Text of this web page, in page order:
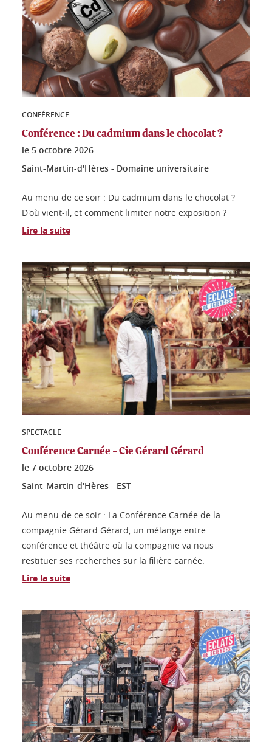
CONFÉRENCE
Conférence : Du cadmium dans le chocolat ?
le 5 octobre 2026
Saint-Martin-d'Hères - Domaine universitaire
Au menu de ce soir : Du cadmium dans le chocolat ?
D'où vient-il, et comment limiter notre exposition ?
Lire la suite
SPECTACLE
Conférence Carnée - Cie Gérard Gérard
le 7 octobre 2026
Saint-Martin-d'Hères - EST
Au menu de ce soir : La Conférence Carnée de la
compagnie Gérard Gérard, un mélange entre
conférence et théâtre où la compagnie va nous
restituer ses recherches sur la filière carnée.
Lire la suite